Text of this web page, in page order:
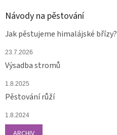
Návody na pěstování
Jak pěstujeme himalájské břízy?
23.7.2026
Výsadba stromů
1.8.2025
Pěstování růží
1.8.2024